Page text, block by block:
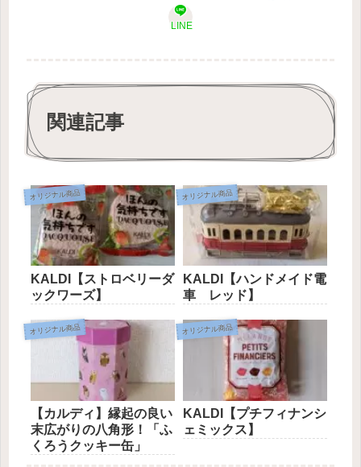
LINE
関連記事
オリジナル商品
KALDI【ストロベリーダ
ックワーズ】
オリジナル商品
KALDI【ハンドメイド電
車 レッド】
オリジナル商品
【カルディ】縁起の良い
末広がりの八角形！「ふ
くろうクッキー缶」
オリジナル商品
KALDI【プチフィナンシ
ェミックス】